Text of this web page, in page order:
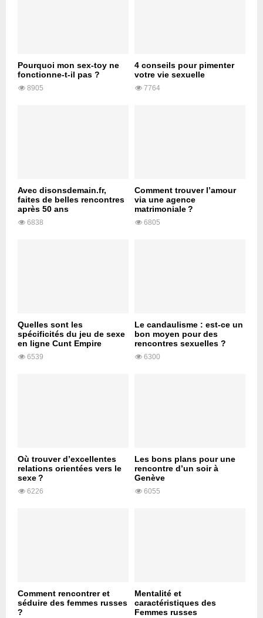
Pourquoi mon sex-toy ne
fonctionne-t-il pas ?
8905
4 conseils pour pimenter
votre vie sexuelle
7764
Avec disonsdemain.fr,
faites de belles rencontres
après 50 ans
6838
Comment trouver l’amour
via une agence
matrimoniale ?
6805
Quelles sont les
spécificités du jeu de sexe
en ligne Cunt Empire
6539
Le candaulisme : est-ce un
bon moyen pour des
rencontres sexuelles ?
6300
Où trouver d’excellentes
relations orientées vers le
sexe ?
6226
Les bons plans pour une
rencontre d’un soir à
Genève
6055
Comment rencontrer et
séduire des femmes russes
?
Mentalité et
caractéristiques des
Femmes russes